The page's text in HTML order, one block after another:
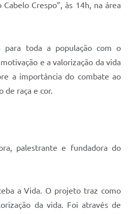
Crespo”, às 14h, na área
para toda a população com o
e a valorização da vida
a importância do combate ao
de raça e cor.
palestrante e fundadora do
a Vida. O projeto traz como
da vida. Foi através de